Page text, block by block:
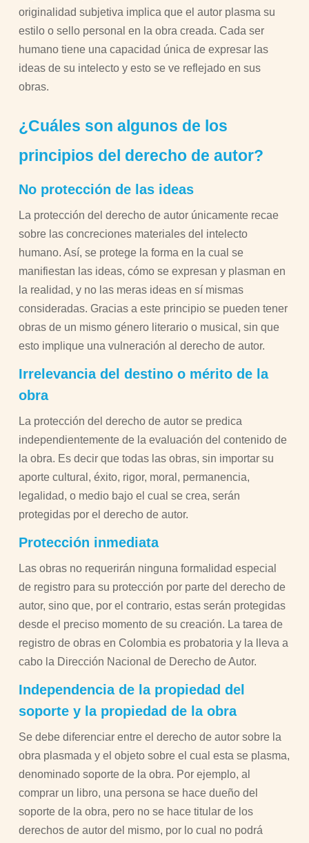
originalidad subjetiva implica que el autor plasma su
estilo o sello personal en la obra creada. Cada ser
humano tiene una capacidad única de expresar las
ideas de su intelecto y esto se ve reflejado en sus
obras.
¿Cuáles son algunos de los
principios del derecho de autor?
No protección de las ideas
La protección del derecho de autor únicamente recae
sobre las concreciones materiales del intelecto
humano. Así, se protege la forma en la cual se
manifiestan las ideas, cómo se expresan y plasman en
la realidad, y no las meras ideas en sí mismas
consideradas. Gracias a este principio se pueden tener
obras de un mismo género literario o musical, sin que
esto implique una vulneración al derecho de autor.
Irrelevancia del destino o mérito de la
obra
La protección del derecho de autor se predica
independientemente de la evaluación del contenido de
la obra. Es decir que todas las obras, sin importar su
aporte cultural, éxito, rigor, moral, permanencia,
legalidad, o medio bajo el cual se crea, serán
protegidas por el derecho de autor.
Protección inmediata
Las obras no requerirán ninguna formalidad especial
de registro para su protección por parte del derecho de
autor, sino que, por el contrario, estas serán protegidas
desde el preciso momento de su creación. La tarea de
registro de obras en Colombia es probatoria y la lleva a
cabo la Dirección Nacional de Derecho de Autor.
Independencia de la propiedad del
soporte y la propiedad de la obra
Se debe diferenciar entre el derecho de autor sobre la
obra plasmada y el objeto sobre el cual esta se plasma,
denominado soporte de la obra. Por ejemplo, al
comprar un libro, una persona se hace dueño del
soporte de la obra, pero no se hace titular de los
derechos de autor del mismo, por lo cual no podrá